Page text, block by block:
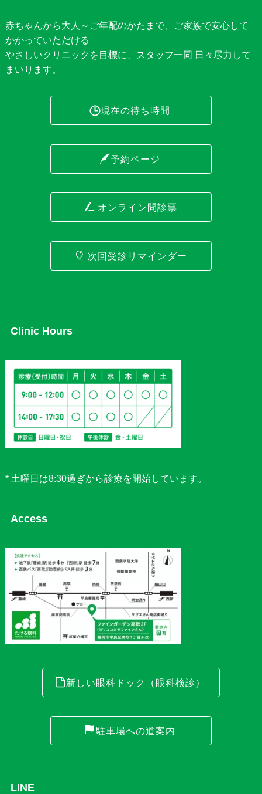
赤ちゃんから大人～ご年配のかたまで、ご家族で安心して
かかっていただける
やさしいクリニックを目標に、スタッフ一同 日々尽力して
まいります。
現在の待ち時間
予約ページ
オンライン問診票
次回受診リマインダー
Clinic Hours
* 土曜日は8:30過ぎから診療を開始しています。
Access
新しい眼科ドック（眼科検診）
駐車場への道案内
LINE